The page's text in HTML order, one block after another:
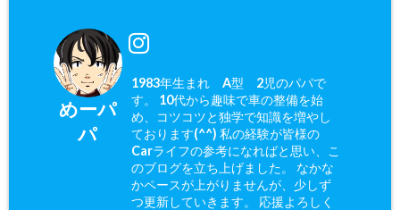
めーパ
パ
1983年生まれ A型 2児のパパで
す。 10代から趣味で車の整備を始
め、コツコツと独学で知識を増やし
ております(^^) 私の経験が皆様の
Carライフの参考になればと思い、こ
のブログを立ち上げました。 なかな
かペースが上がりませんが、少しず
つ更新していきます。 応援よろしく